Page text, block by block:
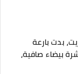
بدت بارعة
بيضاء صافية،